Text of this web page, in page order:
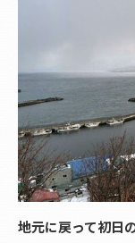
地元に戻って初日